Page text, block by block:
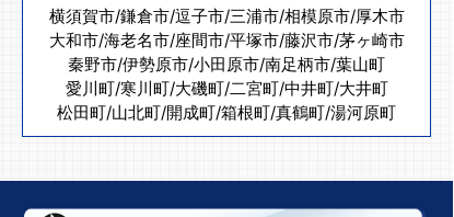
横須賀市/鎌倉市/逗子市/三浦市/相模原市/厚木市
大和市/海老名市/座間市/平塚市/藤沢市/茅ヶ崎市
秦野市/伊勢原市/小田原市/南足柄市/葉山町
愛川町/寒川町/大磯町/二宮町/中井町/大井町
松田町/山北町/開成町/箱根町/真鶴町/湯河原町